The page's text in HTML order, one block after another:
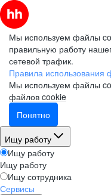
Мы используем файлы
правильную работу
сетевой трафик.
Правила использования
Мы используем файлы
файлов cookie
Понятно
Ищу работу
Ищу работу
Ищу работу
Ищу сотрудника
Сервисы